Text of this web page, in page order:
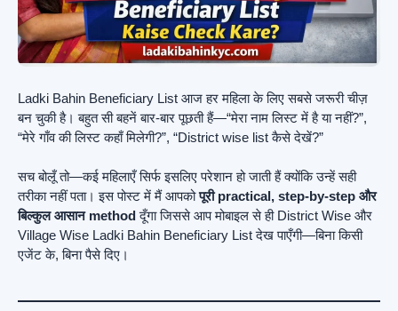
Ladki Bahin Beneficiary List आज हर महिला के लिए सबसे जरूरी चीज़
बन चुकी है। बहुत सी बहनें बार-बार पूछती हैं—“मेरा नाम लिस्ट में है या नहीं?”,
“मेरे गाँव की लिस्ट कहाँ मिलेगी?”, “District wise list कैसे देखें?”
सच बोलूँ तो—कई महिलाएँ सिर्फ इसलिए परेशान हो जाती हैं क्योंकि उन्हें सही
तरीका नहीं पता। इस पोस्ट में मैं आपकोपूरी practical, step-by-step और
बिल्कुल आसान method दूँगा जिससे आप मोबाइल से ही District Wise और
Village Wise Ladki Bahin Beneficiary List देख पाएँगी—बिना किसी
एजेंट के, बिना पैसे दिए।